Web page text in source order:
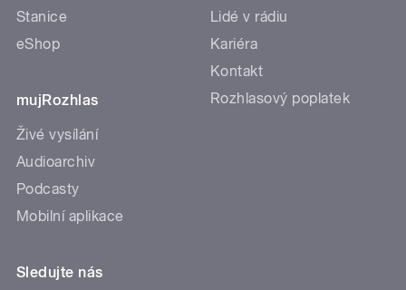
Stanice
eShop
mujRozhlas
Živé vysílání
Audioarchiv
Podcasty
Mobilní aplikace
Lidé v rádiu
Kariéra
Kontakt
Rozhlasový poplatek
Sledujte nás